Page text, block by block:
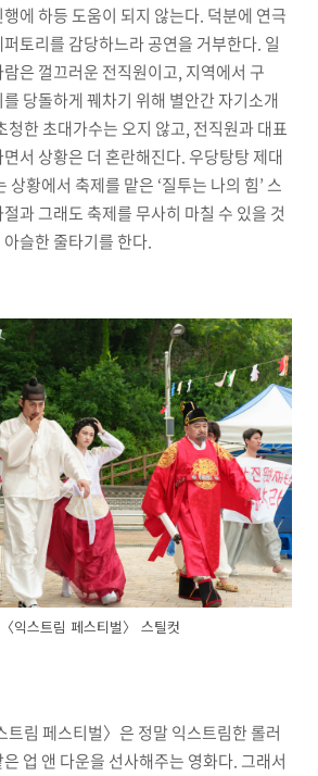
에 하등 도움이 되지 않는다. 덕분에 연극
토리를 감당하느라 공연을 거부한다. 일
은 껄끄러운 전직원이고, 지역에서 구
당돌하게 꿰차기 위해 별안간 자기소개
청한 초대가수는 오지 않고, 전직원과 대표
서 상황은 더 혼란해진다. 우당탕탕 제대
상황에서 축제를 맡은 ‘질투는 나의 힘’ 스
과 그래도 축제를 무사히 마칠 수 있을 것
슬한 줄타기를 한다.
익스트림 페스티벌〉 스틸컷
트림 페스티벌〉은 정말 익스트림한 롤러
업 앤 다운을 선사해주는 영화다. 그래서